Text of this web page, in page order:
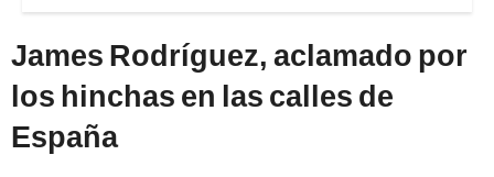
James Rodríguez, aclamado por
los hinchas en las calles de
España